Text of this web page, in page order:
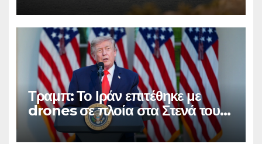
Τραμπ: Το Ιράν επιτέθηκε με
drones σε πλοία στα Στενά του
Ορμούζ